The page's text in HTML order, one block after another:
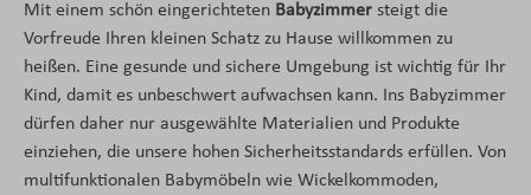
Mit einem schön eingerichteten Babyzimmer steigt die
Vorfreude Ihren kleinen Schatz zu Hause willkommen zu
heißen. Eine gesunde und sichere Umgebung ist wichtig für Ihr
Kind, damit es unbeschwert aufwachsen kann. Ins Babyzimmer
dürfen daher nur ausgewählte Materialien und Produkte
einziehen, die unsere hohen Sicherheitsstandards erfüllen. Von
multifunktionalen Babymöbeln wie Wickelkommoden,